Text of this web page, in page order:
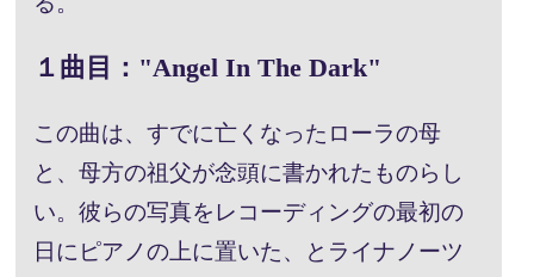
１曲目："Angel In The Dark"
この曲は、すでに亡くなったローラの母
と、母方の祖父が念頭に書かれたものらし
い。彼らの写真をレコーディングの最初の
日にピアノの上に置いた、とライナノーツ